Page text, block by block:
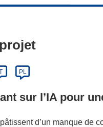
PL
sur l’IA pour
d’un manque